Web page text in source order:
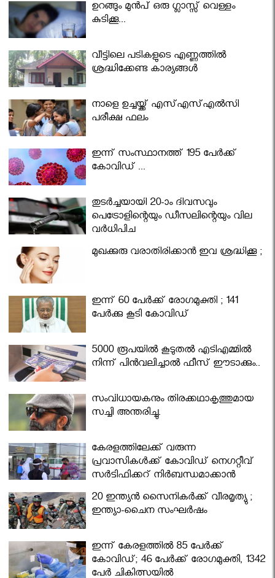
ഉറങ്ങും മുന്‍പ് ഒരു ഗ്ലാസ്സ് വെള്ളം
കുടിക്കൂ...
വീട്ടിലെ പടികളുടെ എണ്ണത്തിൽ
ശ്രദ്ധിക്കേണ്ട കാര്യങ്ങൾ
നാളെ ഉച്ചയ്ക്ക് എസ്എസ്എല്‍സി
പരീക്ഷ ഫലം
ഇന്ന് സംസ്ഥാനത്ത് 195 പേര്‍ക്ക്
കോവിഡ് ...
തുടർച്ചയായി 20-ാം ദിവസവും
പെട്രോളിന്റെയും ഡീസലിന്റെയും വില
വര്‍ധിപ്പിച്ചു
മുഖക്കുരു വരാതിരിക്കാന്‍ ഇവ ശ്രദ്ധിക്കൂ ;
ഇന്ന് 60 പേർക്ക് രോഗമുക്തി ; 141
പേര്‍ക്കു കൂടി കോവിഡ്
5000 രൂപയിൽ കൂടുതൽ എടിഎമ്മിൽ
നിന്ന് പിൻവലിച്ചാൽ ഫീസ് ഈടാക്കും..
സംവിധായകനും തിരക്കഥാകൃത്തുമായ
സച്ചി അന്തരിച്ചു.
കേരളത്തിലേക്ക് വരുന്ന
പ്രവാസികള്‍ക്ക് കോവിഡ് നെഗറ്റീവ്
സര്‍ട്ടിഫിക്കറ്റ് നിർബന്ധമാക്കാൻ
മന്ത്രിസഭ
20 ഇന്ത്യൻ സൈനികർക്ക് വീരമൃത്യു ;
ഇന്ത്യാ-ചൈന സംഘർഷം
ഇന്ന് കേരളത്തിൽ 85 പേർക്ക്
കോവിഡ്; 46 പേർക്ക് രോഗമുക്തി, 1342
പേർ ചികിത്സയിൽ